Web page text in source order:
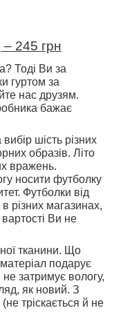
– 245 грн
Тоді Ви за
гуртом за
нас друзям.
бажає
шість різних
образів. Літо
вражень.
носити футболку
Футболки від
різних магазинах,
вартості Ви не
тканини. Що
подарує
затримує вологу,
як новий. З
тріскається й не